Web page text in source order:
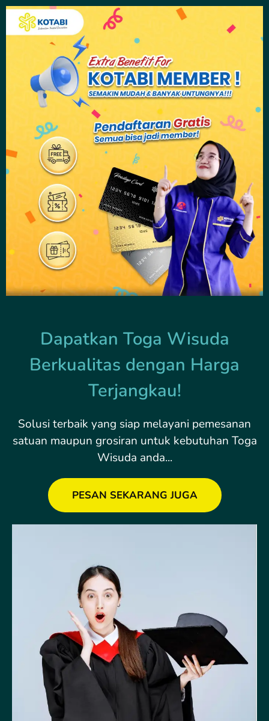
Dapatkan Toga Wisuda
Berkualitas dengan Harga
Terjangkau!
Solusi terbaik yang siap melayani pemesanan
satuan maupun grosiran untuk kebutuhan Toga
Wisuda anda...
PESAN SEKARANG JUGA